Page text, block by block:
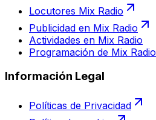
Locutores Mix Radio
Publicidad en Mix Radio
Actividades en Mix Radio
Programación de Mix Radio
Información Legal
Políticas de Privacidad